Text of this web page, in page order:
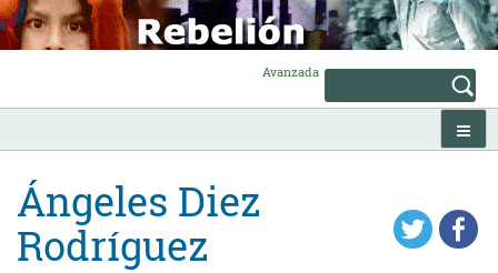
Skip
to
content
Avanzada
Ángeles Diez
Rodríguez